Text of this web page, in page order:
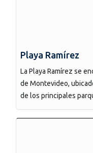
Playa Ramírez
La Playa Ramírez se
de Montevideo,
de los principales